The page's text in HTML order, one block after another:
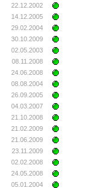
22.12.2002
14.12.2005
29.02.2004
30.10.2009
02.05.2003
08.11.2008
24.06.2008
08.08.2004
26.09.2005
04.03.2007
21.10.2008
21.02.2009
21.06.2009
23.11.2009
02.02.2008
24.05.2008
05.01.2004